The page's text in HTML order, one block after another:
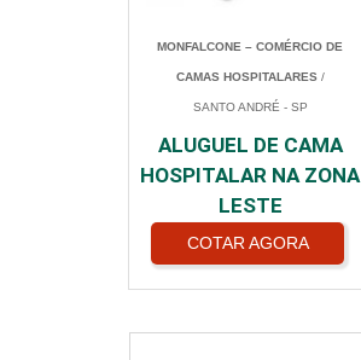
MONFALCONE – COMÉRCIO DE
CAMAS HOSPITALARES/
SANTO ANDRÉ - SP
ALUGUEL DE CAMA
HOSPITALAR NA ZONA
LESTE
COTAR AGORA